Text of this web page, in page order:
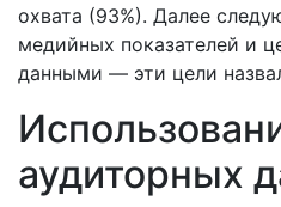
охвата (93%). Далее
медийных показателей и
данными — эти цели
аудиторных